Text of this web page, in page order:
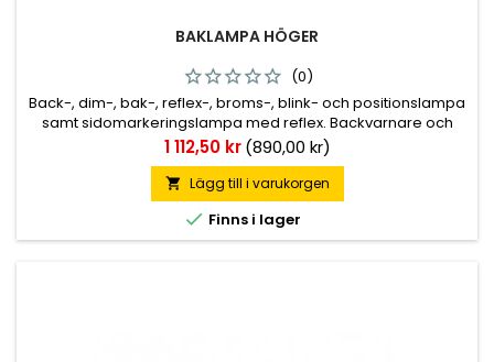
BAKLAMPA HÖGER
(0)
Back-, dim-, bak-, reflex-, broms-, blink- och positionslampa
samt sidomarkeringslampa med reflex. Backvarnare och
skyltbelysning till vissa modeller. Se artikellista för rätt
utförande. Kabelingång med 7-polig AMP-kontakt med
runda stift på sidan. M8 fästbultar. Originalmonterad på
Volvo.
Pris
1 112,50 kr (890,00 kr)
 Lägg till i varukorgen
 Finns i lager